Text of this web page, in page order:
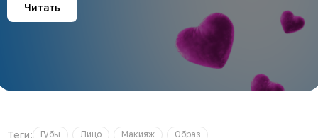
Читать
Теги: Губы Лицо Макияж Образ